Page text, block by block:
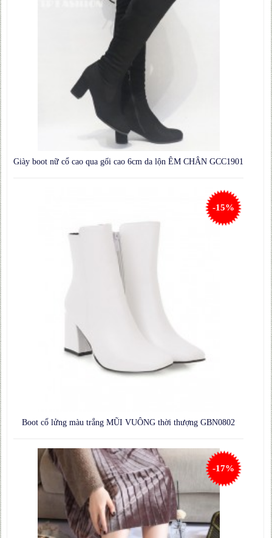
Giày boot nữ cổ cao qua gối cao 6cm da lộn ÊM CHÂN GCC1901
Boot cổ lửng màu trắng MŨI VUÔNG thời thượng GBN0802
-15%
-17%